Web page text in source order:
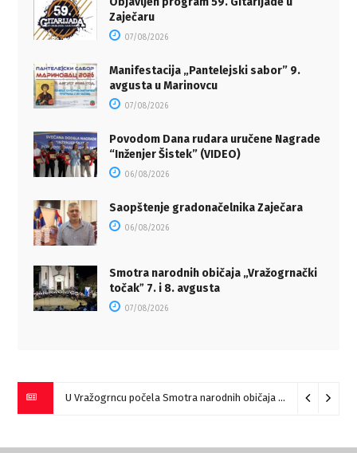
Zaječaru
07/08/2026
Manifestacija „Pantelejski sabor” 9.
avgusta u Marinovcu
07/08/2026
Povodom Dana rudara uručene Nagrade
“Inženjer Šistek” (VIDEO)
06/08/2026
Saopštenje gradonačelnika Zaječara
06/08/2026
Smotra narodnih običaja „Vražogrnački
točakˮ 7. i 8. avgusta
07/08/2026
U Vražogrncu počela Smotra narodnih običaja „Vražogrnački točak“